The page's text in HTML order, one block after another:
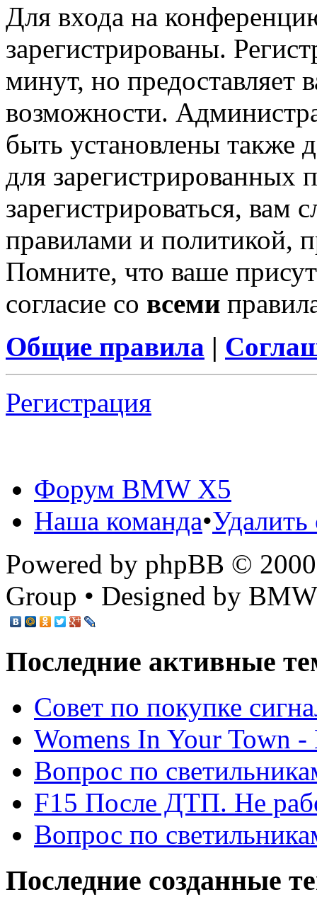
Для входа на
зарегистрированы.
минут, но предоставляет
возможности.
быть установлены также
для зарегистрированных
зарегистрироваться, вам
правилами и политикой,
Помните, что ваше
согласие со всеми
Общие правила |
Регистрация
Форум BMW X5
Наша команда•
Powered by phpBB ©
Group • Designed by
Последние активные
Cовет по покупке
Womens In Your Town
Вопрос по
F15 После ДТП. Не
Вопрос по
Последние созданные